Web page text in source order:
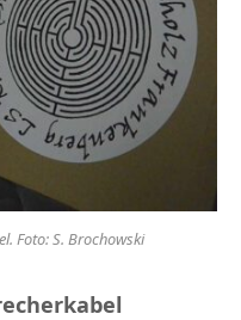
Foto: S. Brochowski